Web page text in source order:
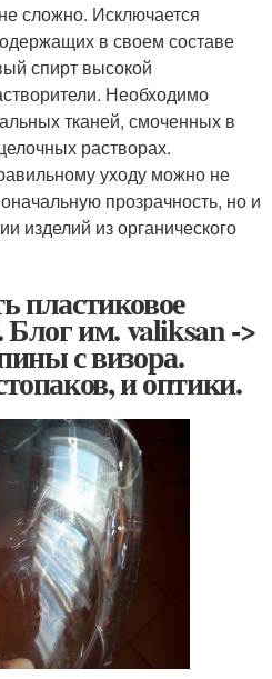
сложно. Исключается
в своем составе
спирт высокой
Необходимо
тканей, смоченных в
растворах.
уходу можно не
прозрачность, но и
изделий из органического
пластиковое
им. valiksan ->
с визора.
и оптики.